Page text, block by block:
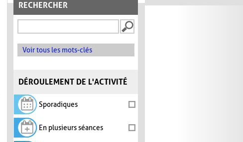
RECHERCHER
Voir tous les mots-clés
DÉROULEMENT DE L'ACTIVITÉ
Sporadiques
En plusieurs séances